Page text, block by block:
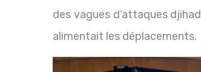
des vagues d’attaques
alimentait les déplacements.